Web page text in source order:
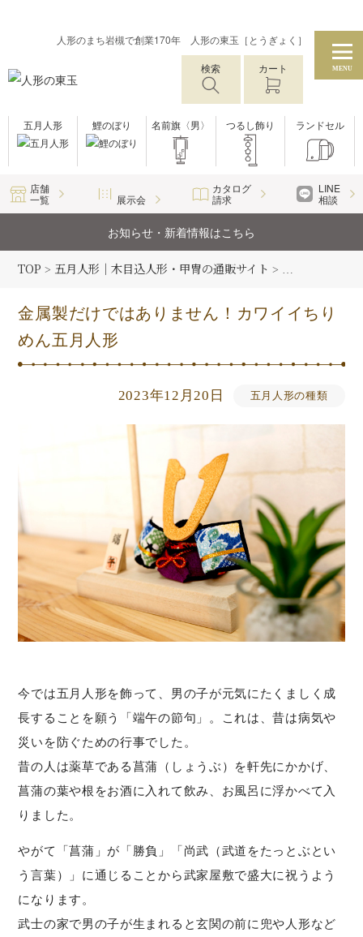
人形のまち岩槻で創業170年 人形の東玉［とうぎょく］
検索 カート MENU
五月人形 鯉のぼり 名前旗〈男〉 つるし飾り ランドセル
店舗
一覧
展示会
カタログ
請求
LINE
相談
お知らせ・新着情報はこちら
TOP > 五月人形｜木目込人形・甲冑の通販サイト >
金属製だけではありません！カワイイちり
めん五月人形
2023年12月20日 五月人形の種類
今では五月人形を飾って、男の子が元気にたくましく成
長することを願う「端午の節句」。これは、昔は病気や
災いを防ぐための行事でした。
昔の人は薬草である菖蒲（しょうぶ）を軒先にかかげ、
菖蒲の葉や根をお酒に入れて飲み、お風呂に浮かべて入
りました。
やがて「菖蒲」が「勝負」「尚武（武道をたっとぶとい
う言葉）」に通じることから武家屋敷で盛大に祝うよう
になります。
武士の家で男の子が生まれると玄関の前に兜や人形など